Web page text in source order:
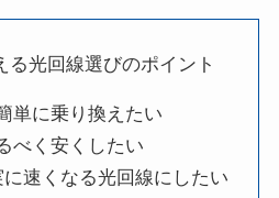
る光回線選びのポイント
単に乗り換えたい
べく安くしたい
速くなる光回線にしたい